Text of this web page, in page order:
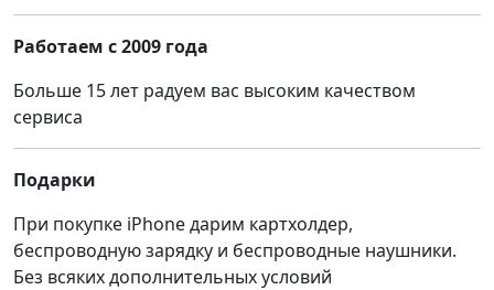
Работаем с 2009 года
Больше 15 лет радуем вас высоким качеством
сервиса
Подарки
При покупке iPhone дарим картхолдер,
беспроводную зарядку и беспроводные наушники.
Без всяких дополнительных условий